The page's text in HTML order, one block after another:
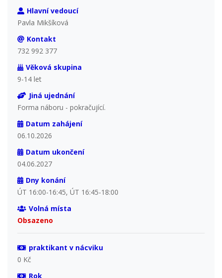
Hlavní vedoucí
Pavla Mikšíková
Kontakt
732 992 377
Věková skupina
9-14 let
Jiná ujednání
Forma náboru - pokračující.
Datum zahájení
06.10.2026
Datum ukončení
04.06.2027
Dny konání
ÚT 16:00-16:45, ÚT 16:45-18:00
Volná místa
Obsazeno
praktikant v nácviku
0 Kč
Rok